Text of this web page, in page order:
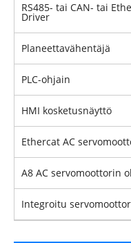
RS485- tai CAN- tai
Driver
Planeettavähentäjä
PLC-ohjain
HMI kosketusnäyttö
Ethercat AC
A8 AC servomoottorin
Integroitu